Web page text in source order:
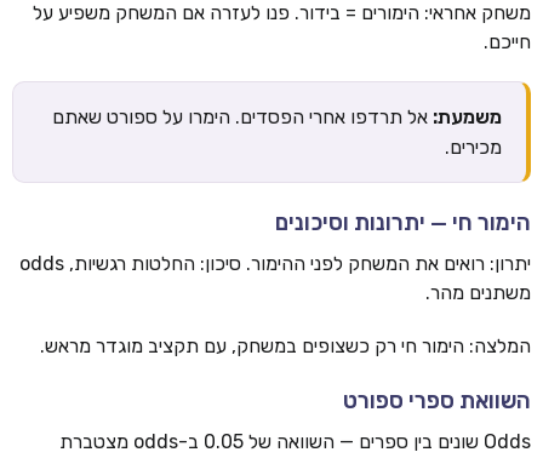
משחק אחראי: הימורים = בידור. פנו לעזרה אם המשחק משפיע על
חייכם.
משמעת: אל תרדפו אחרי הפסדים. הימרו על ספורט שאתם
מכירים.
הימור חי — יתרונות וסיכונים
יתרון: רואים את המשחק לפני ההימור. סיכון: החלטות רגשיות, odds
משתנים מהר.
המלצה: הימור חי רק כשצופים במשחק, עם תקציב מוגדר מראש.
השוואת ספרי ספורט
Odds שונים בין ספרים — השוואה של 0.05 ב-odds מצטברת